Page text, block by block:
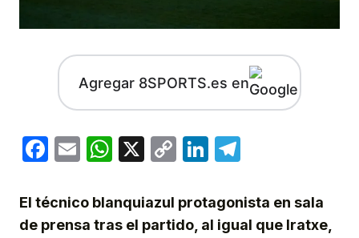
Agregar 8SPORTS.es en
Facebook
EmailWhatsApp
X
CopyLinkedIn
El técnico blanquiazul protagonista en sala
de prensa tras el partido, al igual que Iratxe,